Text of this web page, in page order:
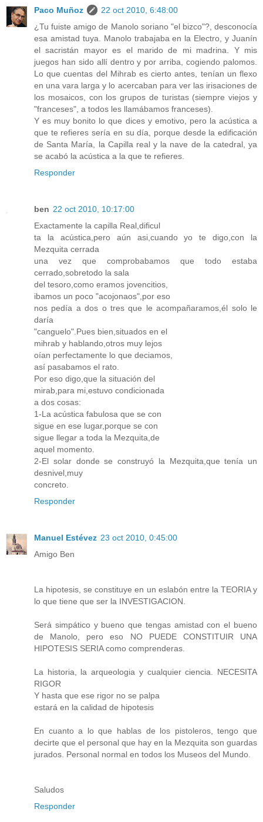
Paco Muñoz
22 oct 2010, 6:48:00
¿Tu fuiste amigo de Manolo soriano "el bizco"?, desconocía
esa amistad tuya. Manolo trabajaba en la Electro, y Juanín
el sacristán mayor es el marido de mi madrina. Y mis
juegos han sido allí dentro y por arriba, cogiendo palomos.
Lo que cuentas del Mihrab es cierto antes, tenían un flexo
en una vara larga y lo acercaban para ver las irisaciones de
los mosaicos, con los grupos de turistas (siempre viejos y
"franceses", a todos les llamábamos franceses).
Y es muy bonito lo que dices y emotivo, pero la acústica a
que te refieres sería en su día, porque desde la edificación
de Santa María, la Capilla real y la nave de la catedral, ya
se acabó la acústica a la que te refieres.
Responder
ben 22 oct 2010, 10:17:00
Exactamente la capilla Real,dificul
ta la acústica,pero aún asi,cuando yo te digo,con la
Mezquita cerrada
una vez que comprobabamos que todo estaba
cerrado,sobretodo la sala
del tesoro,como eramos jovencitios,
ibamos un poco "acojonaos",por eso
nos pedía a dos o tres que le acompañaramos,él solo le
daría
"canguelo".Pues bien,situados en el
mihrab y hablando,otros muy lejos
oían perfectamente lo que deciamos,
así pasabamos el rato.
Por eso digo,que la situación del
mirab,para mi,estuvo condicionada
a dos cosas:
1-La acústica fabulosa que se con
sigue en ese lugar,porque se con
sigue llegar a toda la Mezquita,de
aquel momento.
2-El solar donde se construyó la Mezquita,que tenía un
desnivel,muy
concreto.
Responder
Manuel Estévez 23 oct 2010, 0:45:00
Amigo Ben
La hipotesis, se constituye en un eslabón entre la TEORIA y
lo que tiene que ser la INVESTIGACION.
Será simpático y bueno que tengas amistad con el bueno
de Manolo, pero eso NO PUEDE CONSTITUIR UNA
HIPOTESIS SERIA como comprenderas.
La historia, la arqueologia y cualquier ciencia. NECESITA
RIGOR
Y hasta que ese rigor no se palpa
estará en la calidad de hipotesis
En cuanto a lo que hablas de los pistoleros, tengo que
decirte que el personal que hay en la Mezquita son guardas
jurados. Personal normal en todos los Museos del Mundo.
Saludos
Responder